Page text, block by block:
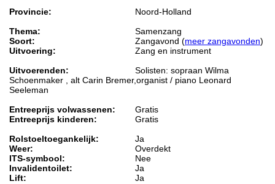
Provincie:
Noord-Holland
Thema:
Samenzang
Soort:
Zangavond (meer zangavonden)
Uitvoering:
Zang en instrument
Uitvoerenden:
Solisten: sopraan Wilma
Schoenmaker , alt Carin Bremer,organist / piano Leonard
Seeleman
Entreeprijs volwassenen:
Gratis
Entreeprijs kinderen:
Gratis
Rolstoeltoegankelijk:
Ja
Weer:
Overdekt
ITS-symbool:
Nee
Invalidentoilet:
Ja
Lift:
Ja